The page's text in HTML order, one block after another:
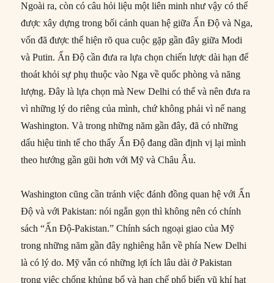
Ngoài ra, còn có câu hỏi liệu một liên minh như vậy có thể
được xây dựng trong bối cảnh quan hệ giữa Ấn Độ và Nga,
vốn đã được thể hiện rõ qua cuộc gặp gần đây giữa Modi
và Putin. Ấn Độ cần đưa ra lựa chọn chiến lược dài hạn để
thoát khỏi sự phụ thuộc vào Nga về quốc phòng và năng
lượng. Đây là lựa chọn mà New Delhi có thể và nên đưa ra
vì những lý do riêng của mình, chứ không phải vì nể nang
Washington. Và trong những năm gần đây, đã có những
dấu hiệu tinh tế cho thấy Ấn Độ đang dần định vị lại mình
theo hướng gần gũi hơn với Mỹ và Châu Âu.
Washington cũng cần tránh việc đánh đồng quan hệ với Ấn
Độ và với Pakistan: nói ngắn gọn thì không nên có chính
sách “Ấn Độ-Pakistan.” Chính sách ngoại giao của Mỹ
trong những năm gần đây nghiêng hẳn về phía New Delhi
là có lý do. Mỹ vẫn có những lợi ích lâu dài ở Pakistan
trong việc chống khủng bố và hạn chế phổ biến vũ khí hạt